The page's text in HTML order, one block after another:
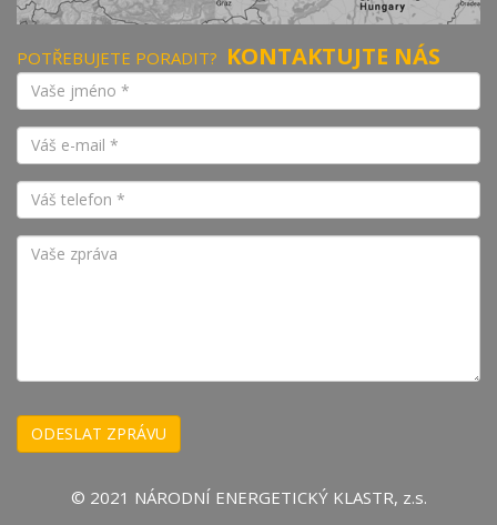
POTŘEBUJETE PORADIT? KONTAKTUJTE NÁS
© 2021 NÁRODNÍ ENERGETICKÝ KLASTR, z.s.